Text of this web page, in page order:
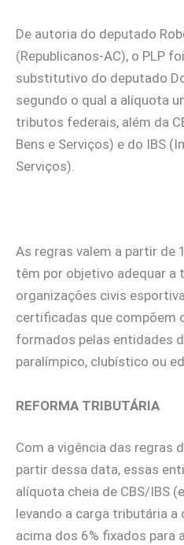
De autoria do deputado
(Republicanos-AC), o PLP
substitutivo do deputado
segundo o qual a alíquota
tributos federais, além da
Bens e Serviços) e do IBS
Serviços).
As regras valem a partir de
têm por objetivo adequar a
organizações civis
certificadas que compõem
formados pelas entidades
paralímpico, clubístico ou
REFORMA TRIBUTÁRIA
Com a vigência das regras
partir dessa data, essas
alíquota cheia de CBS/IBS
levando a carga tributária a
acima dos 6% fixados para